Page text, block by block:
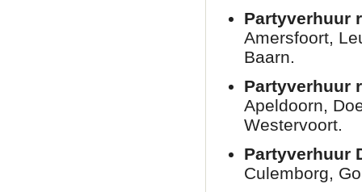
Partyverhuur
Amersfoort,
Baarn.
Partyverhuur
Apeldoorn,
Westervoort.
Partyverhuur
Culemborg,